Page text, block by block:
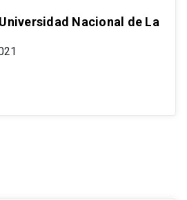
Nacional de La